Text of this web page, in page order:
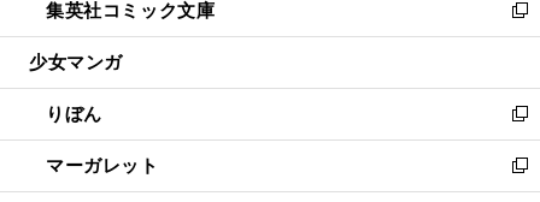
く
で
開
ド
ウ
開
く
ィ
ン
ウ
で
開
く
い
ウ
ン
ド
ウ
で
開
集英社コミック文庫
新
し
ウ
ィ
ン
ド
ウ
少女マンガ
りぼん
新
し
い
ウ
マーガレット
新
し